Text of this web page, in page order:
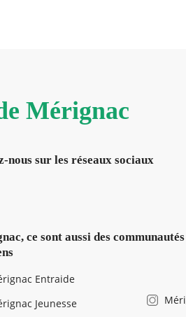
Mérignac
nous sur les réseaux sociaux
ce sont aussi des communautés
Entraide
Jeunesse